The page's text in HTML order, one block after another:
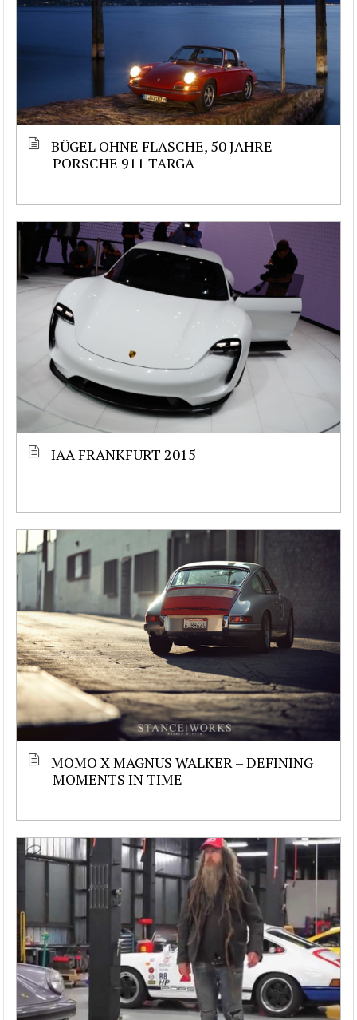
BÜGEL OHNE FLASCHE, 50 JAHRE
PORSCHE 911 TARGA
IAA FRANKFURT 2015
MOMO X MAGNUS WALKER – DEFINING
MOMENTS IN TIME